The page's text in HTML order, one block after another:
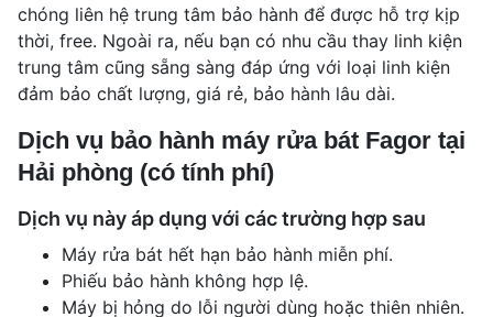
chóng liên hệ trung tâm bảo hành để được hỗ trợ kịp
thời, free. Ngoài ra, nếu bạn có nhu cầu thay linh kiện
trung tâm cũng sẵng sàng đáp ứng với loại linh kiện
đảm bảo chất lượng, giá rẻ, bảo hành lâu dài.
Dịch vụ bảo hành máy rửa bát Fagor tại
Hải phòng (có tính phí)
Dịch vụ này áp dụng với các trường hợp sau
Máy rửa bát hết hạn bảo hành miễn phí.
Phiếu bảo hành không hợp lệ.
Máy bị hỏng do lỗi người dùng hoặc thiên nhiên.